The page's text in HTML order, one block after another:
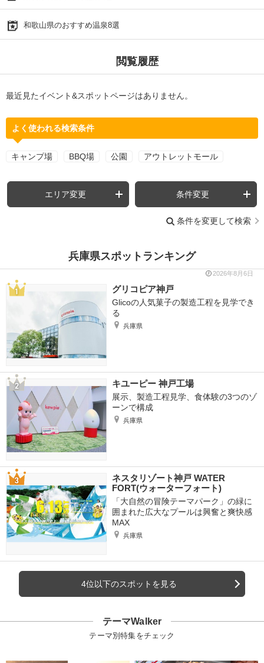
和歌山県のおすすめ温泉8選
閲覧履歴
最近見たイベント&スポットページはありません。
よく使われる検索条件
キャンプ場 BBQ場 公園 アウトレットモール
エリア変更 条件変更
条件を変更して検索
兵庫県スポットランキング
2026年8月6日
グリコピア神戸
Glicoの人気菓子の製造工程を見学でき
る
兵庫県
キユーピー 神戸工場
展示、製造工程見学、食体験の3つのゾ
ーンで構成
兵庫県
ネスタリゾート神戸 WATER
FORT(ウォーターフォート)
「大自然の冒険テーマパーク」の緑に
囲まれた広大なプールは興奮と爽快感
MAX
兵庫県
4位以下のスポットを見る
テーマWalker
テーマ別特集をチェック